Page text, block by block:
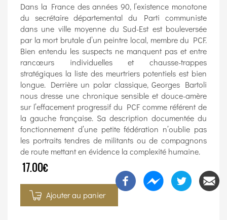
Dans la France des années 90, l’existence monotone
du secrétaire départemental du Parti communiste
dans une ville moyenne du Sud-Est est bouleversée
par la mort brutale d’un peintre local, membre du PCF.
Bien entendu les suspects ne manquent pas et entre
rancœurs individuelles et chausse-trappes
stratégiques la liste des meurtriers potentiels est bien
longue. Derrière un polar classique, Georges Bartoli
nous dresse une chronique sensible et douce-amère
sur l’effacement progressif du PCF comme référent de
la gauche française. Sa description documentée du
fonctionnement d’une petite fédération n’oublie pas
les portraits tendres de militants ou de compagnons
de route mettant en évidence la complexité humaine.
17.00€
Ajouter au panier